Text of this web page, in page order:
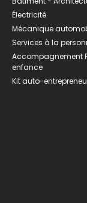
Électricité
Mécanique
Services à la
Accompagnement
enfance
Kit auto-